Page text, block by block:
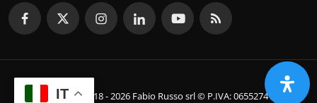
© Copyright 2018 - 2026 Fabio Russo srl © P.IVA: 06552741214
IT